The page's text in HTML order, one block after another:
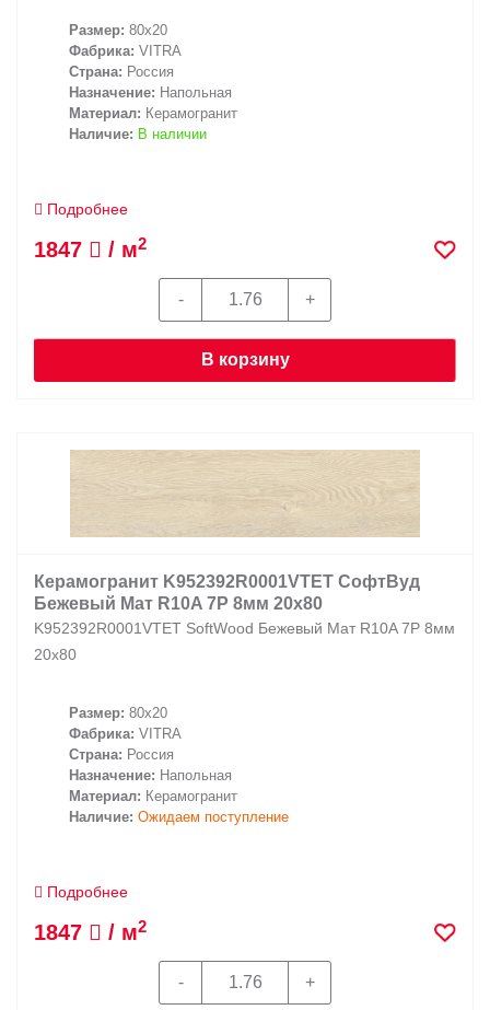
Размер: 80x20
Фабрика: VITRA
Страна: Россия
Назначение: Напольная
Материал: Керамогранит
Наличие: В наличии
Подробнее
1847 / м2
В корзину
Керамогранит K952392R0001VTET СофтВуд
Бежевый Мат R10A 7Р 8мм 20х80
K952392R0001VTET SoftWood Бежевый Мат R10A 7Р 8мм
20х80
Размер: 80x20
Фабрика: VITRA
Страна: Россия
Назначение: Напольная
Материал: Керамогранит
Наличие: Ожидаем поступление
Подробнее
1847 / м2